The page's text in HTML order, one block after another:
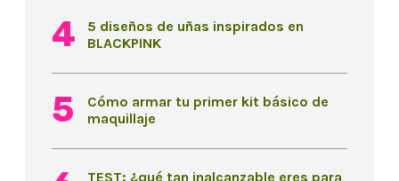
5 diseños de uñas inspirados en
BLACKPINK
Cómo armar tu primer kit básico de
maquillaje
TEST: ¿qué tan inalcanzable eres para